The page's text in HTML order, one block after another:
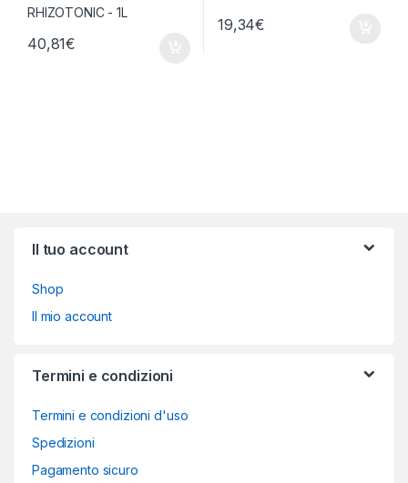
40,81€
19,34€
Il tuo account
Shop
Il mio account
Termini e condizioni
Termini e condizioni d'uso
Spedizioni
Pagamento sicuro